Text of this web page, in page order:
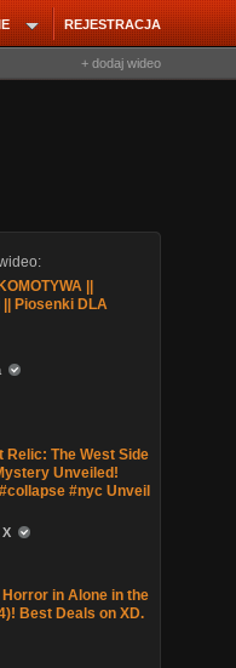
REJESTRACJA
+ dodaj wideo
||
|| Piosenki DLA
Relic: The West Side
Unveiled!
#nyc Unveil
in Alone in the
Best Deals on XD.